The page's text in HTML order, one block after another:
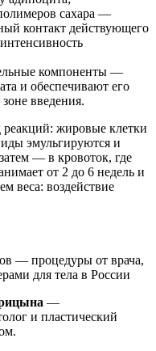
сахара —
контакт действующего
компоненты —
и обеспечивают его
введения.
реакций: жировые клетки
эмульгируются и
— в кровоток, где
от 2 до 6 недель и
веса: воздействие
— процедуры от врача,
для тела в России
—
и пластический